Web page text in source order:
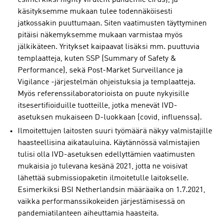
käsityksemme mukaan tulee todennäköisesti
jatkossakin puuttumaan. Siten vaatimusten täyttyminen
pitäisi näkemyksemme mukaan varmistaa myös
jälkikäteen. Yritykset kaipaavat lisäksi mm. puuttuvia
templaatteja, kuten SSP (Summary of Safety &
Performance), sekä Post-Market Surveillance ja
Vigilance -järjestelmän ohjeistuksia ja templaatteja.
Myös referenssilaboratorioista on puute nykyisille
itsesertifioiduille tuotteille, jotka menevät IVD-
asetuksen mukaiseen D-luokkaan (covid, influenssa).
Ilmoitettujen laitosten suuri työmäärä näkyy valmistajille
haasteellisina aikatauluina. Käytännössä valmistajien
tulisi olla IVD-asetuksen edellyttämien vaatimusten
mukaisia jo tulevana kesänä 2021, jotta ne voisivat
lähettää submissiopaketin ilmoitetulle laitokselle.
Esimerkiksi BSI Netherlandsin määräaika on 1.7.2021,
vaikka performanssikokeiden järjestämisessä on
pandemiatilanteen aiheuttamia haasteita.